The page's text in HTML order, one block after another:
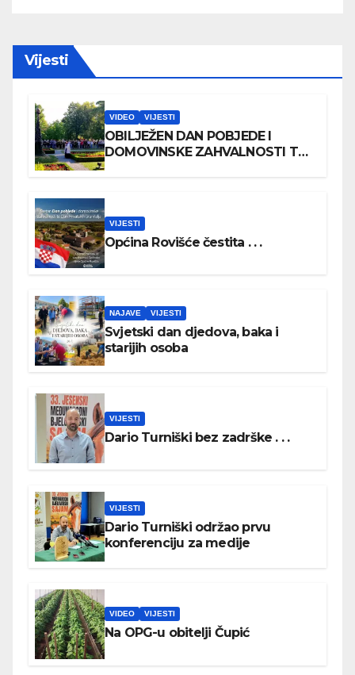
Vijesti
VIDEO VIJESTI
OBILJEŽEN DAN POBJEDE I
DOMOVINSKE ZAHVALNOSTI TE
VIJESTI
Općina Rovišće čestita . . .
NAJAVE VIJESTI
Svjetski dan djedova, baka i
starijih osoba
VIJESTI
Dario Turniški bez zadrške . . .
VIJESTI
Dario Turniški održao prvu
konferenciju za medije
VIDEO VIJESTI
Na OPG-u obitelji Čupić